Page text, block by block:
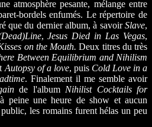
atmosphère pesante, mélange entre
bordels enfumés. Le répertoire de
que du dernier album, à savoirSlave,
,Jesus Died in Las Vegas,
on the Mouth. Deux titres du très
Between Equilibrium and Nihilism
Autopsy of a love, puis Cold Love in a
. Finalement il me semble avoir
de l'album Nihilist Cocktails for
peine une heure de show et aucun
les romains furent hélas un peu